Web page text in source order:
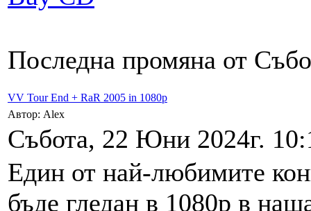
Последна промяна от
VV Tour End + RaR 2005 in 1080p
Автор: Alex
Събота, 22 Юни 2024г.
Един от най-любимитe
бъде гледан в 1080р в